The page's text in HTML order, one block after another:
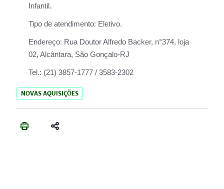
Infantil.
Tipo de atendimento: Eletivo.
Endereço: Rua Doutor Alfredo Backer, n°374, loja
02, Alcântara, São Gonçalo-RJ
Tel.: (21) 3857-1777 / 3583-2302
NOVAS AQUISIÇÕES